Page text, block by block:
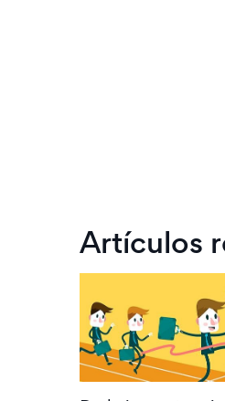
Artículos